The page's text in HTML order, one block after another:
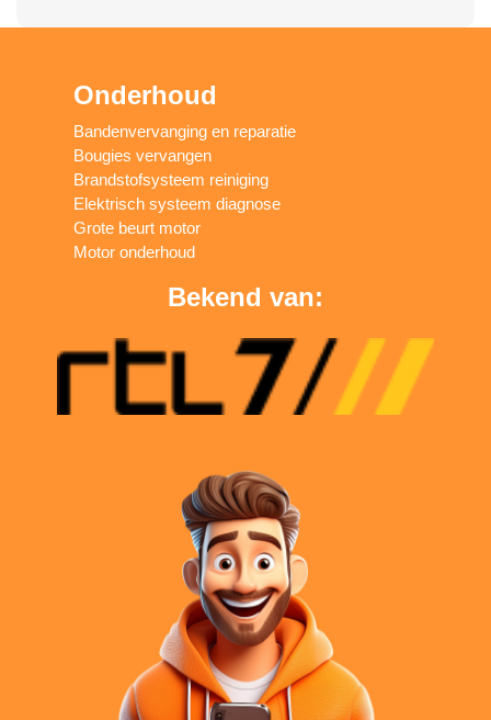
Onderhoud
Bandenvervanging en reparatie
Bougies vervangen
Brandstofsysteem reiniging
Elektrisch systeem diagnose
Grote beurt motor
Motor onderhoud
Bekend van: